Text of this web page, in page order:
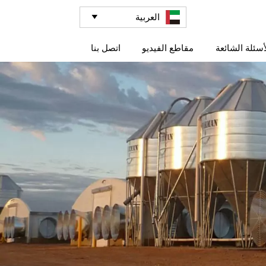
العربية 
الشائعة مقاطع الفيديو اتصل بنا